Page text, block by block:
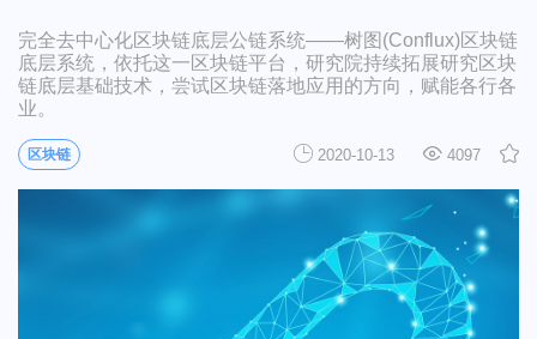
完全去中心化区块链底层公链系统——树图(Conflux)区块链
底层系统，依托这一区块链平台，研究院持续拓展研究区块
链底层基础技术，尝试区块链落地应用的方向，赋能各行各
业。
区块链 2020-10-13 4097